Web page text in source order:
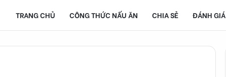
TRANG CHỦ CÔNG THỨC NẤU ĂN CHIA SẺ ĐÁNH GIÁ